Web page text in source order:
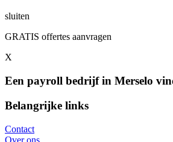
sluiten
GRATIS offertes aanvragen
X
Een payroll bedrijf in Merselo
Belangrijke links
Contact
Over ons